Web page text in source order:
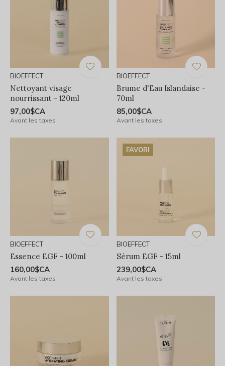
BIOEFFECT
Nettoyant visage
nourrissant - 120ml
97,00$CA
Avant les taxes
BIOEFFECT
Brume d'Eau Islandaise -
70ml
85,00$CA
Avant les taxes
BIOEFFECT
Essence EGF - 100ml
160,00$CA
Avant les taxes
FAVORI
BIOEFFECT
Sérum EGF - 15ml
239,00$CA
Avant les taxes